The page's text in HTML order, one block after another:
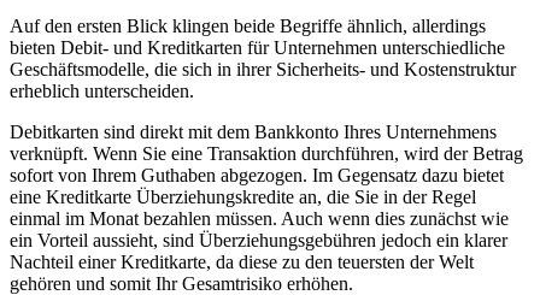
Auf den ersten Blick klingen beide Begriffe ähnlich, allerdings
bieten Debit- und Kreditkarten für Unternehmen unterschiedliche
Geschäftsmodelle, die sich in ihrer Sicherheits- und Kostenstruktur
erheblich unterscheiden.
Debitkarten sind direkt mit dem Bankkonto Ihres Unternehmens
verknüpft. Wenn Sie eine Transaktion durchführen, wird der Betrag
sofort von Ihrem Guthaben abgezogen. Im Gegensatz dazu bietet
eine Kreditkarte Überziehungskredite an, die Sie in der Regel
einmal im Monat bezahlen müssen. Auch wenn dies zunächst wie
ein Vorteil aussieht, sind Überziehungsgebühren jedoch ein klarer
Nachteil einer Kreditkarte, da diese zu den teuersten der Welt
gehören und somit Ihr Gesamtrisiko erhöhen.